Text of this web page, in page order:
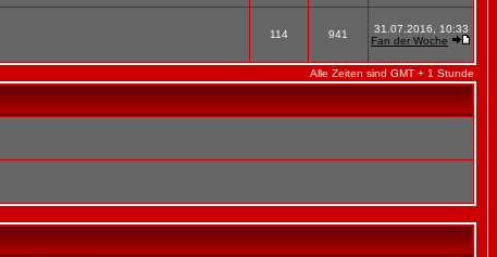
114 941
31.07.2016, 10:33
Fan der Woche
Alle Zeiten sind GMT + 1 Stunde